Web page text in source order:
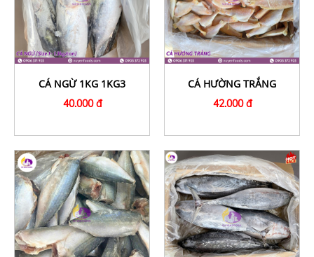
CÁ NGỪ 1KG 1KG3
40.000 đ
CÁ HƯỜNG TRẮNG
42.000 đ